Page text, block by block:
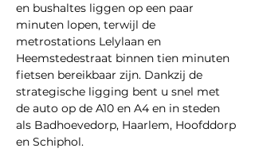
en bushaltes liggen op een paar
minuten lopen, terwijl de
metrostations Lelylaan en
Heemstedestraat binnen tien minuten
fietsen bereikbaar zijn. Dankzij de
strategische ligging bent u snel met
de auto op de A10 en A4 en in steden
als Badhoevedorp, Haarlem, Hoofddorp
en Schiphol.